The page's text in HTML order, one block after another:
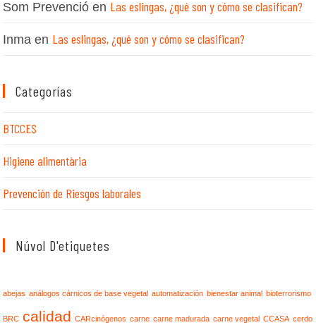
Som Prevenció en Las eslingas, ¿qué son y cómo se clasifican?
Inma en Las eslingas, ¿qué son y cómo se clasifican?
Categorías
BTCCES
Higiene alimentària
Prevención de Riesgos laborales
Núvol D'etiquetes
abejas análogos cárnicos de base vegetal automatización bienestar animal bioterrorismo
BRC calidad CARcinógenos carne carne madurada carne vegetal CCASA cerdo